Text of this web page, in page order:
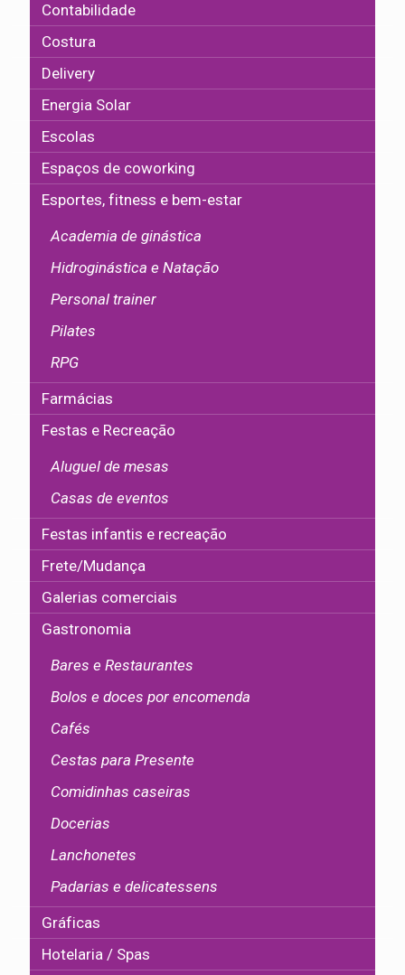
Contabilidade
Costura
Delivery
Energia Solar
Escolas
Espaços de coworking
Esportes, fitness e bem-estar
Academia de ginástica
Hidroginástica e Natação
Personal trainer
Pilates
RPG
Farmácias
Festas e Recreação
Aluguel de mesas
Casas de eventos
Festas infantis e recreação
Frete/Mudança
Galerias comerciais
Gastronomia
Bares e Restaurantes
Bolos e doces por encomenda
Cafés
Cestas para Presente
Comidinhas caseiras
Docerias
Lanchonetes
Padarias e delicatessens
Gráficas
Hotelaria / Spas